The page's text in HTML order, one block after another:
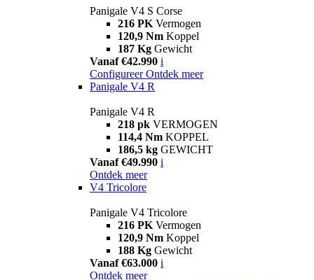
Panigale V4 S Corse
216 PK Vermogen
120,9 Nm Koppel
187 Kg Gewicht
Vanaf €42.990 i
Configureer Ontdek meer
Panigale V4 R
Panigale V4 R
218 pk VERMOGEN
114,4 Nm KOPPEL
186,5 kg GEWICHT
Vanaf €49.990 i
Ontdek meer
V4 Tricolore
Panigale V4 Tricolore
216 PK Vermogen
120,9 Nm Koppel
188 Kg Gewicht
Vanaf €63.000 i
Ontdek meer